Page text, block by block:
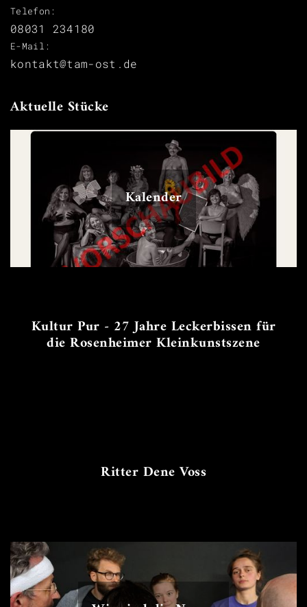
Telefon:
08031 234180
E-Mail:
kontakt@tam-ost.de
Aktuelle Stücke
Kalender
Kultur Pur - 27 Jahre Leckerbissen für
die Rosenheimer Kleinkunstszene
Ritter Dene Voss